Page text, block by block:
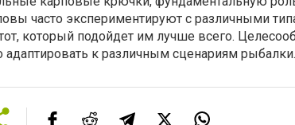
часто экспериментируют с различными
который подойдет им лучше всего.
к различным сценариям рыбалки.